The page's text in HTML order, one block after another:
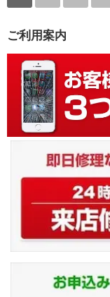
ご利用案内